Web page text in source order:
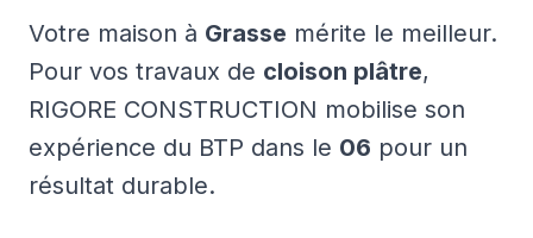
Votre maison à Grasse mérite le meilleur.
Pour vos travaux de cloison plâtre,
RIGORE CONSTRUCTION mobilise son
expérience du BTP dans le 06 pour un
résultat durable.